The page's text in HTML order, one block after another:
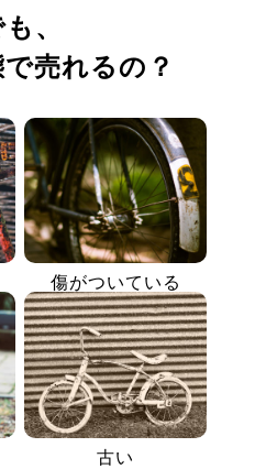
、
売れるの？
傷がついている
古い